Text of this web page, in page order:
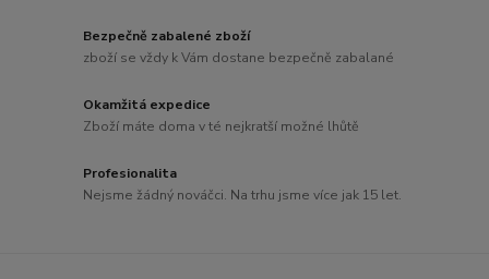
Bezpečně zabalené zboží
zboží se vždy k Vám dostane bezpečně zabalané
Okamžitá expedice
Zboží máte doma v té nejkratší možné lhůtě
Profesionalita
Nejsme žádný nováčci. Na trhu jsme více jak 15 let.